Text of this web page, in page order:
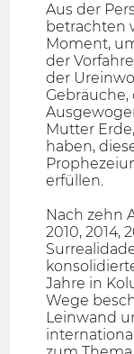
Aus der
betrachten
Moment,
der
der
Mutter
haben,
erfüllen.
Nach zehn
2010, 2014,
Jahre in
Wege
Leinwand